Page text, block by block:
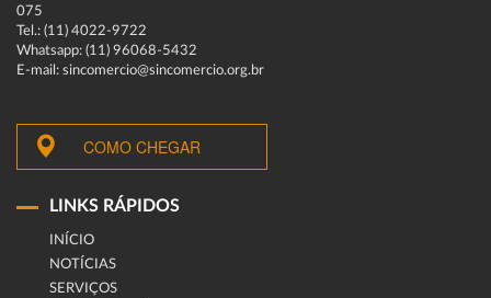
075
Tel.: (11) 4022-9722
Whatsapp: (11) 96068-5432
E-mail: sincomercio@sincomercio.org.br
COMO CHEGAR
LINKS RÁPIDOS
INÍCIO
NOTÍCIAS
SERVIÇOS